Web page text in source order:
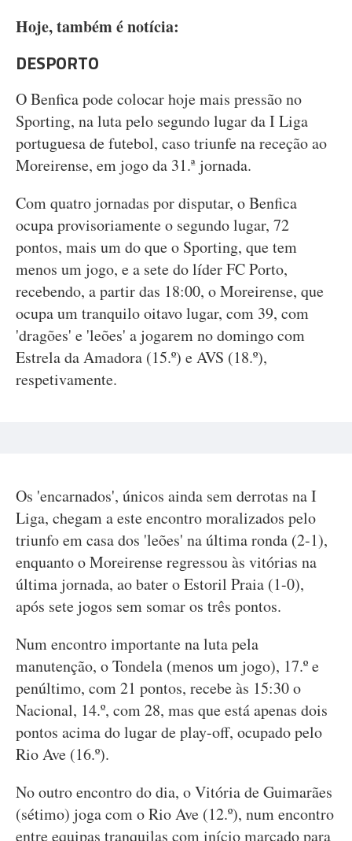
Hoje, também é notícia:
DESPORTO
O Benfica pode colocar hoje mais pressão no
Sporting, na luta pelo segundo lugar da I Liga
portuguesa de futebol, caso triunfe na receção ao
Moreirense, em jogo da 31.ª jornada.
Com quatro jornadas por disputar, o Benfica
ocupa provisoriamente o segundo lugar, 72
pontos, mais um do que o Sporting, que tem
menos um jogo, e a sete do líder FC Porto,
recebendo, a partir das 18:00, o Moreirense, que
ocupa um tranquilo oitavo lugar, com 39, com
'dragões' e 'leões' a jogarem no domingo com
Estrela da Amadora (15.º) e AVS (18.º),
respetivamente.
Os 'encarnados', únicos ainda sem derrotas na I
Liga, chegam a este encontro moralizados pelo
triunfo em casa dos 'leões' na última ronda (2-1),
enquanto o Moreirense regressou às vitórias na
última jornada, ao bater o Estoril Praia (1-0),
após sete jogos sem somar os três pontos.
Num encontro importante na luta pela
manutenção, o Tondela (menos um jogo), 17.º e
penúltimo, com 21 pontos, recebe às 15:30 o
Nacional, 14.º, com 28, mas que está apenas dois
pontos acima do lugar de play-off, ocupado pelo
Rio Ave (16.º).
No outro encontro do dia, o Vitória de Guimarães
(sétimo) joga com o Rio Ave (12.º), num encontro
entre equipas tranquilas com início marcado para